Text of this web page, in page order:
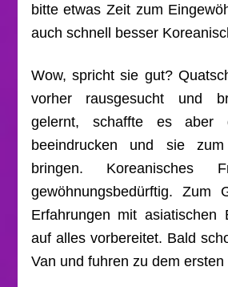
bitte etwas Zeit zum
auch schnell besser
Wow, spricht sie gut?
vorher rausgesucht und
gelernt, schaffte es aber
beeindrucken und sie
bringen. Koreanisches
gewöhnungsbedürftig. Zum
Erfahrungen mit asiatischen
auf alles vorbereitet. Bald
Van und fuhren zu dem ersten